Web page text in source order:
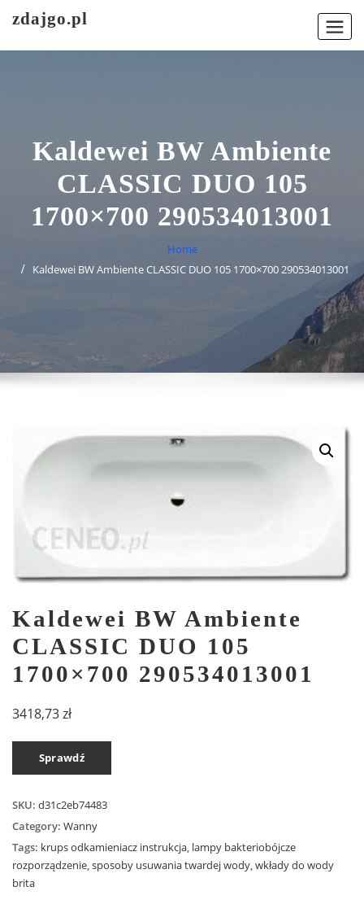
zdajgo.pl
Kaldewei BW Ambiente
CLASSIC DUO 105
1700×700 290534013001
Home
Kaldewei BW Ambiente CLASSIC DUO 105 1700×700 290534013001
Kaldewei BW Ambiente
CLASSIC DUO 105
1700×700 290534013001
3418,73zł
Sprawdź
SKU: d31c2eb74483
Category: Wanny
Tags: krups odkamieniacz instrukcja, lampy bakteriobójcze
rozporządzenie,sposoby usuwania twardej wody,wkłady do wody
brita